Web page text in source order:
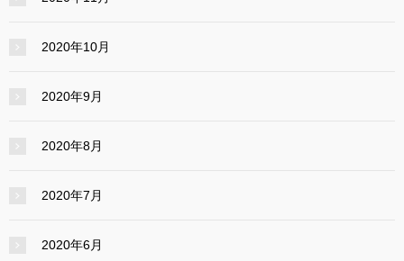
2020年10月
2020年9月
2020年8月
2020年7月
2020年6月